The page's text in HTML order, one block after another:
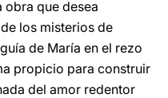
obra que desea
los misterios de
de María en el rezo
propicio para construir
del amor redentor